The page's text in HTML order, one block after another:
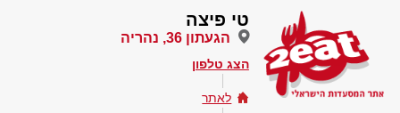
טי פיצה
הגעתון 36, נהריה
הצג טלפון
לאתר